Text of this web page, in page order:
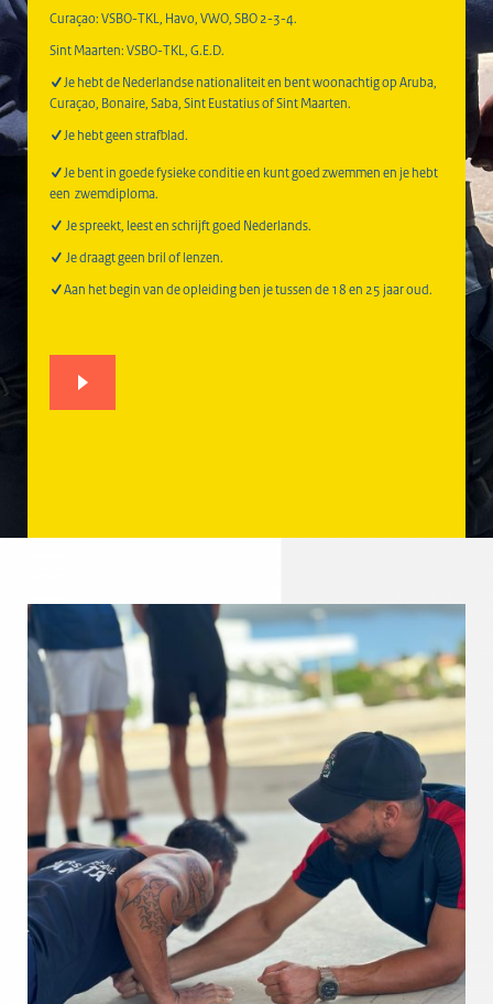
Curaçao: VSBO-TKL, Havo, VWO, SBO 2-3-4.
Sint Maarten: VSBO-TKL, G.E.D.
Je hebt de Nederlandse nationaliteit en bent woonachtig op Aruba,
Curaçao, Bonaire, Saba, Sint Eustatius of Sint Maarten.
Je hebt geen strafblad.
Je bent in goede fysieke conditie en kunt goed zwemmen en je hebt
een zwemdiploma.
Je spreekt, leest en schrijft goed Nederlands.
Je draagt geen bril of lenzen.
Aan het begin van de opleiding ben je tussen de 18 en 25 jaar oud.